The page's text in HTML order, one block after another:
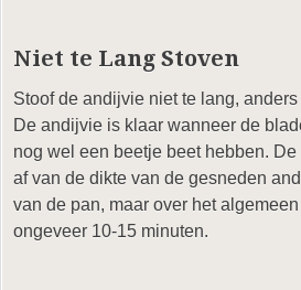
Niet te Lang Stoven
Stoof de andijvie niet te lang,
De andijvie is klaar wanneer de
nog wel een beetje beet hebben.
af van de dikte van de gesneden
van de pan, maar over het
ongeveer 10-15 minuten.